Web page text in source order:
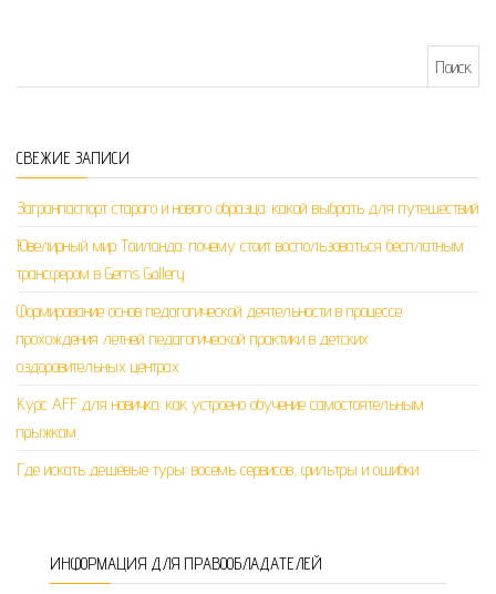
СВЕЖИЕ ЗАПИСИ
Загранпаспорт старого и нового образца: какой выбрать для путешествий
Ювелирный мир Таиланда: почему стоит воспользоваться бесплатным
трансфером в Gems Gallery
Формирование основ педагогической деятельности в процессе
прохождения летней педагогической практики в детских
оздоровительных центрах
Курс AFF для новичка: как устроено обучение самостоятельным
прыжкам
Где искать дешёвые туры: восемь сервисов, фильтры и ошибки
ИНФОРМАЦИЯ ДЛЯ ПРАВООБЛАДАТЕЛЕЙ